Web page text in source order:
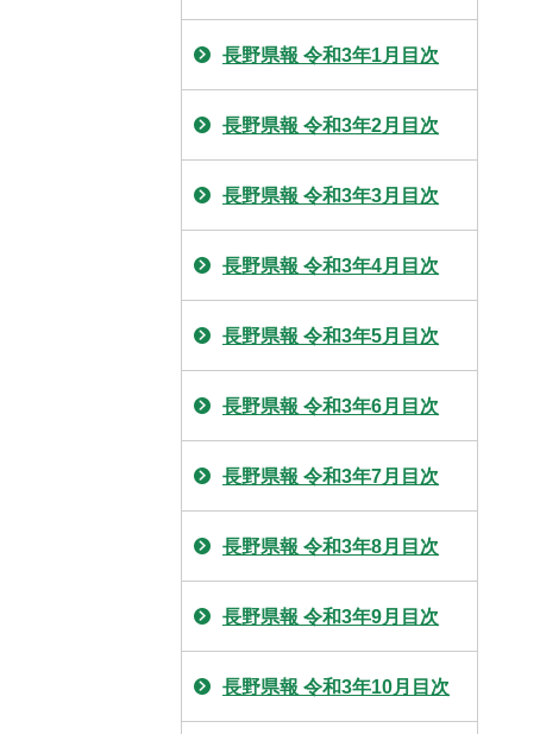
長野県報 令和3年1月目次
長野県報 令和3年2月目次
長野県報 令和3年3月目次
長野県報 令和3年4月目次
長野県報 令和3年5月目次
長野県報 令和3年6月目次
長野県報 令和3年7月目次
長野県報 令和3年8月目次
長野県報 令和3年9月目次
長野県報 令和3年10月目次